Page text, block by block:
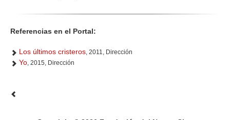
Referencias en el Portal:
Los últimos cristeros, 2011, Dirección
Yo, 2015, Dirección